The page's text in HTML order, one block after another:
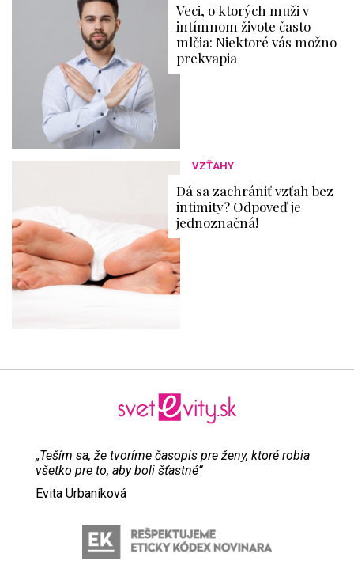
Veci, o ktorých muži v
intímnom živote často
mlčia: Niektoré vás možno
prekvapia
VZŤAHY
Dá sa zachrániť vzťah bez
intimity? Odpoveď je
jednoznačná!
„Teším sa, že tvoríme časopis pre ženy, ktoré robia
všetko pre to, aby boli šťastné“
Evita Urbaníková